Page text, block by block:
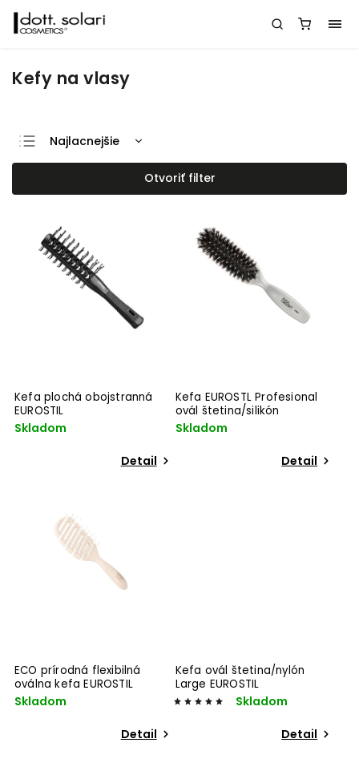
Kefy na vlasy
Najlacnejšie
Najdrahšie
Najpredávanejšie
Otvoriť filter
Kefa plochá obojstranná
EUROSTIL
Skladom
Detail
Kefa EUROSTL Profesional
ovál štetina/silikón
Skladom
Detail
ECO prírodná flexibilná
oválna kefa EUROSTIL
Skladom
Detail
Kefa ovál štetina/nylón
Large EUROSTIL
Skladom
Detail